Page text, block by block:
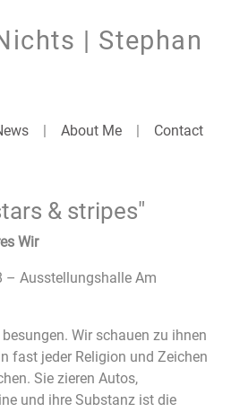
| Stephan
| About Me | Contact
& stripes"
Wir
– Ausstellungshalle Am
Wir schauen zu ihnen
fast jeder Religion und Zeichen
Sie zieren Autos,
und ihre Substanz ist die